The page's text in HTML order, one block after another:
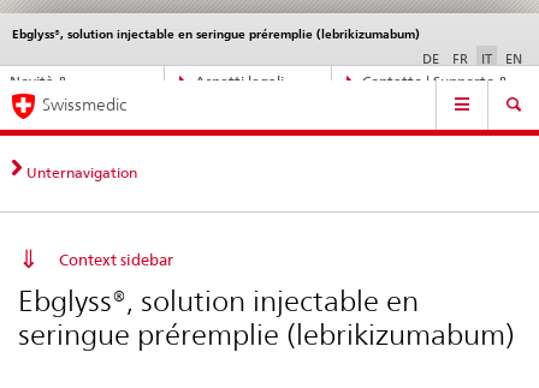
Navigazione
diretta:
novità,
legali,
Novità &
Aspetti legali,
Contatto | Supporto &
Ebglyss®, solution injectable en seringue préremplie (lebrikizumabum)
DE FR IT EN
Service
Navigation
Swissmedic
Unternavigation
Context sidebar
Ebglyss®, solution injectable en
seringue préremplie (lebrikizumabum)